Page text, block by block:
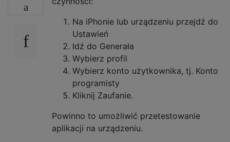
Na iPhonie lub urządzeniu przejdź do
Ustawień
Idź do Generała
Wybierz profil
Wybierz konto użytkownika, tj. Konto
programisty
Kliknij Zaufanie.
Powinno to umożliwić przetestowanie
aplikacji na urządzeniu.